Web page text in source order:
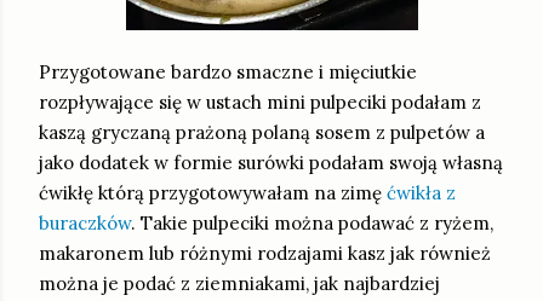
Przygotowane bardzo smaczne i mięciutkie
rozpływające się w ustach mini pulpeciki podałam z
kaszą gryczaną prażoną polaną sosem z pulpetów a
jako dodatek w formie surówki podałam swoją własną
ćwikłę którą przygotowywałam na zimę ćwikła z
buraczków. Takie pulpeciki można podawać z ryżem,
makaronem lub różnymi rodzajami kasz jak również
można je podać z ziemniakami, jak najbardziej